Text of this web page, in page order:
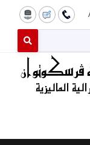
for results.